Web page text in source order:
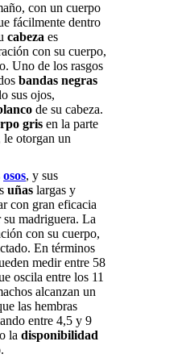
con un cuerpo
fácilmente dentro
cabeza es
con su cuerpo,
Uno de los rasgos
bandas negras
sus ojos,
de su cabeza.
gris en la parte
le otorgan un
osos, y sus
uñas largas y
con gran eficacia
su madriguera. La
con su cuerpo,
En términos
medir entre 58
oscila entre los 11
alcanzan un
las hembras
entre 4,5 y 9
la disponibilidad